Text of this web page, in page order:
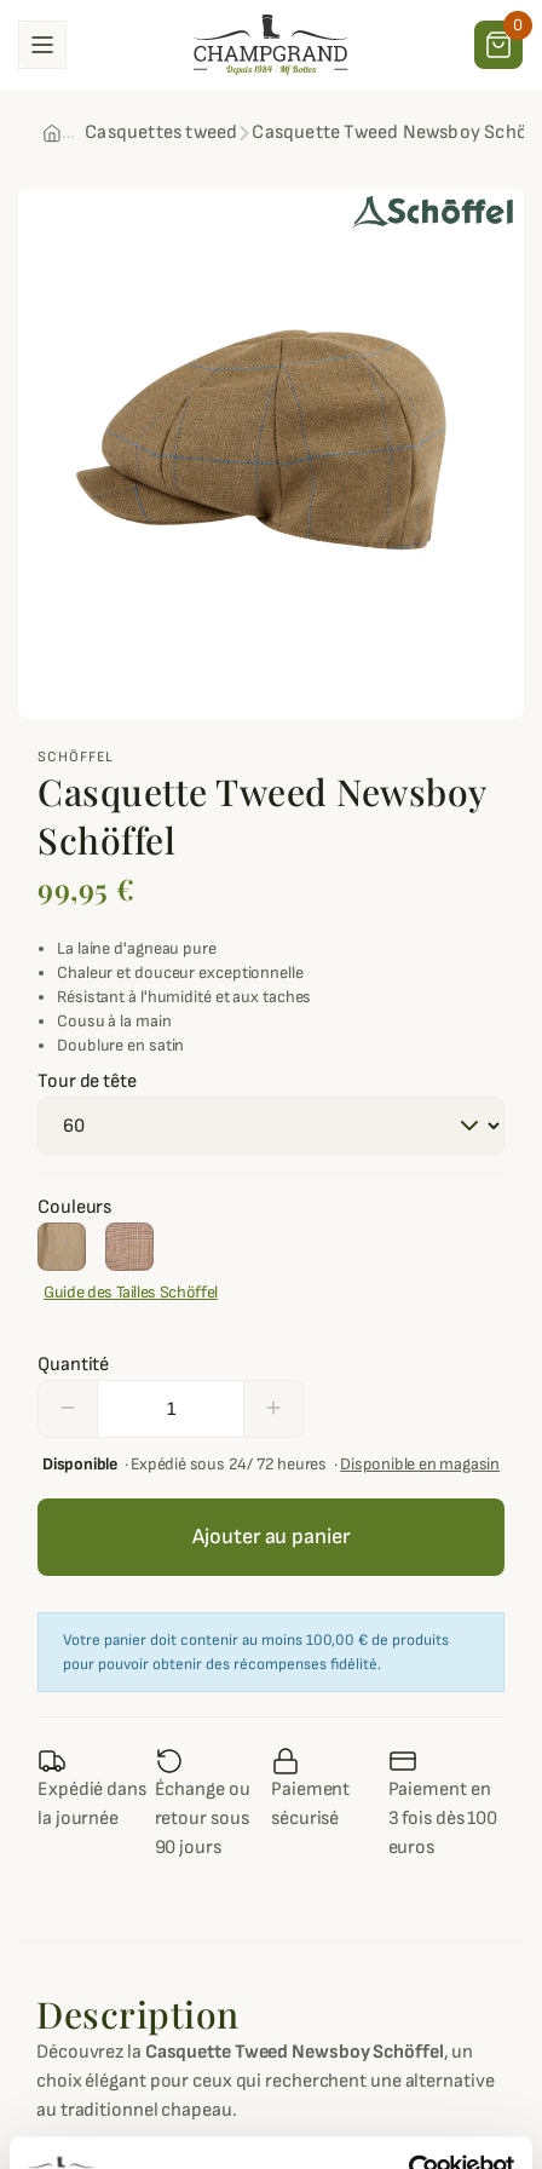
0
Casquettes tweed Casquette Tweed Newsboy
SCHÖFFEL
Casquette Tweed Newsboy
Schöffel
99,95 €
La laine d'agneau pure
Chaleur et douceur exceptionnelle
Résistant à l'humidité et aux taches
Cousu à la main
Doublure en satin
Tour de tête
Couleurs
Guide des Tailles Schöffel
Quantité
remove add
Disponible·Expédié sous 24/ 72 heures ·Disponible en magasin
Ajouter au panier
Votre panier doit contenir au moins 100,00 € de produits
pour pouvoir obtenir des récompenses fidélité.
Expédié dans
la journée
Échange ou
retour sous
90 jours
Paiement
sécurisé
Paiement en
3 fois dès 100
euros
Description
Découvrez la Casquette Tweed Newsboy Schöffel, un
choix élégant pour ceux qui recherchent une alternative
au traditionnel chapeau.
Confectionnée en pure laine d'agneau dans un moulin